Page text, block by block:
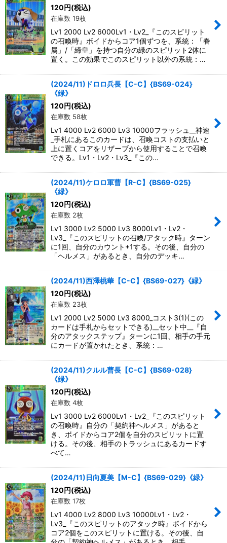
120 円(税込)
在庫数 19枚
Lv1 2000 Lv2 6000Lv1・Lv2_『このスピリット
の召喚時』ボイドからコア1個ずつを、系統：「眷
属」/「締皇」を持つ自分の緑のスピリット2体に
置く。この効果でこのスピリット以外の系統：…
(2024/11)ドロロ兵長【C-C】{BS69-024}
《緑》
120 円(税込)
在庫数 58枚
Lv1 4000 Lv2 6000 Lv3 10000フラッシュ__神速
_手札にあるこのカードは、召喚コストの支払いと
上に置くコアをリザーブから使用することで召喚
できる。Lv1・Lv2・Lv3_『この…
(2024/11)ケロロ軍曹【R-C】{BS69-025}
《緑》
120 円(税込)
在庫数 2枚
Lv1 3000 Lv2 5000 Lv3 8000Lv1・Lv2・
Lv3_『このスピリットの召喚/アタック時』ターン
に1回、自分のカウント+1する。その後、自分の
「ヘルメス」があるとき、自分のデッキ…
(2024/11)西澤桃華【C-C】{BS69-027}《緑》
120 円(税込)
在庫数 23枚
Lv1 2000 Lv2 5000 Lv3 8000_コスト3(1)(この
カードは手札からセットできる)__セット中__『自
分のアタックステップ』ターンに1回、相手の手元
にカードが置かれたとき、系統：…
(2024/11)クルル曹長【C-C】{BS69-028}
《緑》
120 円(税込)
在庫数 4枚
Lv1 3000 Lv2 6000Lv1・Lv2_『このスピリット
の召喚時』自分の「契約神ヘルメス」があると
き、ボイドからコア2個を自分のスピリットに置
ける。その後、相手のトラッシュにあるカードす
べて…
(2024/11)日向夏美【M-C】{BS69-029}《緑》
120 円(税込)
在庫数 17枚
Lv1 4000 Lv2 8000 Lv3 10000Lv1・Lv2・
Lv3_『このスピリットのアタック時』ボイドから
コア2個をこのスピリットに置ける。その後、自